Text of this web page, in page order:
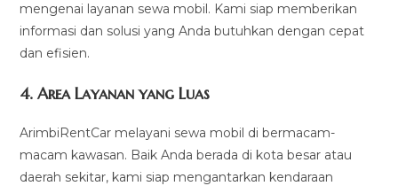
mengenai layanan sewa mobil. Kami siap memberikan
informasi dan solusi yang Anda butuhkan dengan cepat
dan efisien.
4.Area Layanan yang Luas
ArimbiRentCar melayani sewa mobil di bermacam-
macam kawasan. Baik Anda berada di kota besar atau
daerah sekitar, kami siap mengantarkan kendaraan